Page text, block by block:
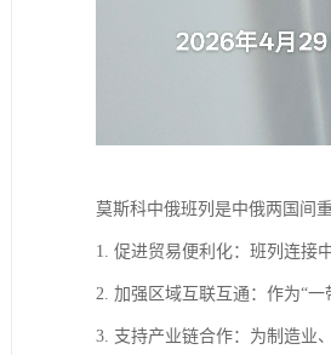
莫斯科中俄班列是中俄两国间
1. 促进贸易便利化：班列连接
2. 加强区域互联互通：作为“
3. 支持产业链合作：为制造业